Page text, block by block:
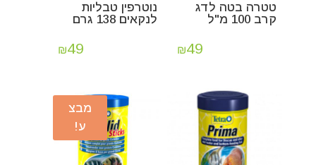
טטרה בטה לדג
קרב 100 מ"ל
₪49
נוטרפין טבליות
לנקאים 138 גרם
₪49
מבצ
ע!